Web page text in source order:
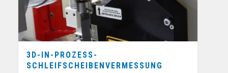
3D-IN-PROZESS-
SCHLEIFSCHEIBENVERMESSUNG